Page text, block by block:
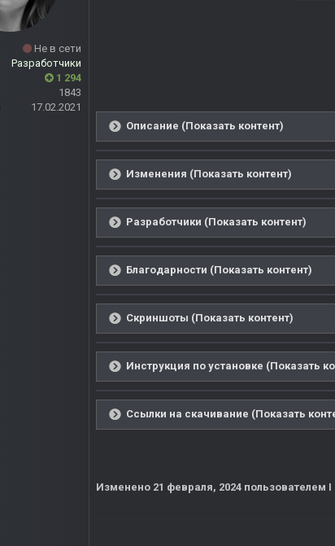
Не в сети
Разработчики
1 294
1843
17.02.2021
Описание (Показать контент)
Изменения (Показать контент)
Разработчики (Показать контент)
Благодарности (Показать контент)
Скриншоты (Показать контент)
Инструкция по установке (Показать
Ссылки на скачивание (Показать
Изменено 21 февраля, 2024 пользователем I